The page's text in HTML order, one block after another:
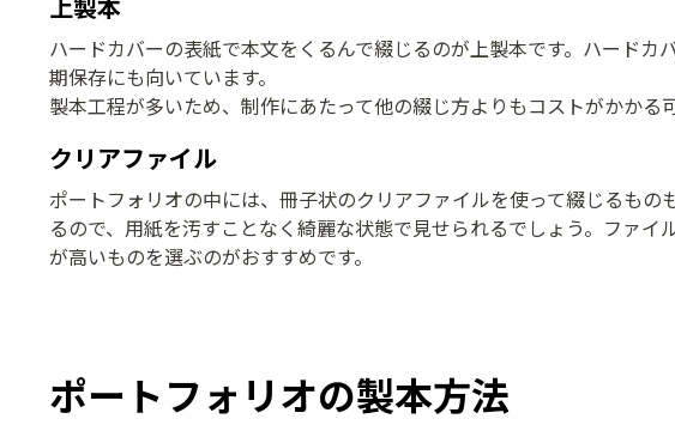
上製本
ハードカバーの表紙で本文をくるんで綴じるのが上製本です。ハード
期保存にも向いています。
製本工程が多いため、制作にあたって他の綴じ方よりもコストがかかる
クリアファイル
ポートフォリオの中には、冊子状のクリアファイルを使って綴じるも
るので、用紙を汚すことなく綺麗な状態で見せられるでしょう。ファ
が高いものを選ぶのがおすすめです。
ポートフォリオの製本方法